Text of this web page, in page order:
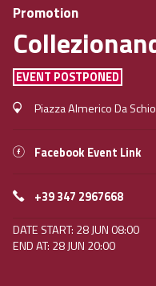
Promotion
EVENT POSTPONED
Piazza Almerico Da
Facebook Event Link
+39 347 2967668
DATE START: 28 JUN 08:00
END AT: 28 JUN 20:00